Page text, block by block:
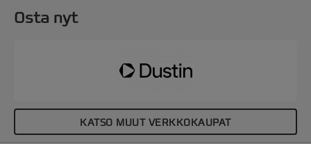
Osta nyt
KATSO MUUT VERKKOKAUPAT